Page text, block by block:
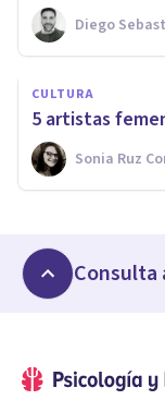
Diego
CULTURA
5 artistas
Sonia Ruz
Consulta